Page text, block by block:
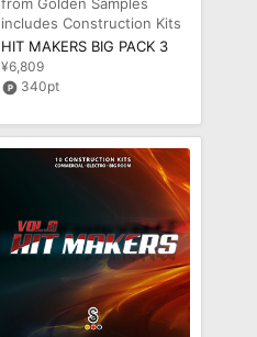
includes Construction Kits
and MIDI loops inspired by
cha
HIT MAKERS BIG PACK 3
¥6,809
340pt